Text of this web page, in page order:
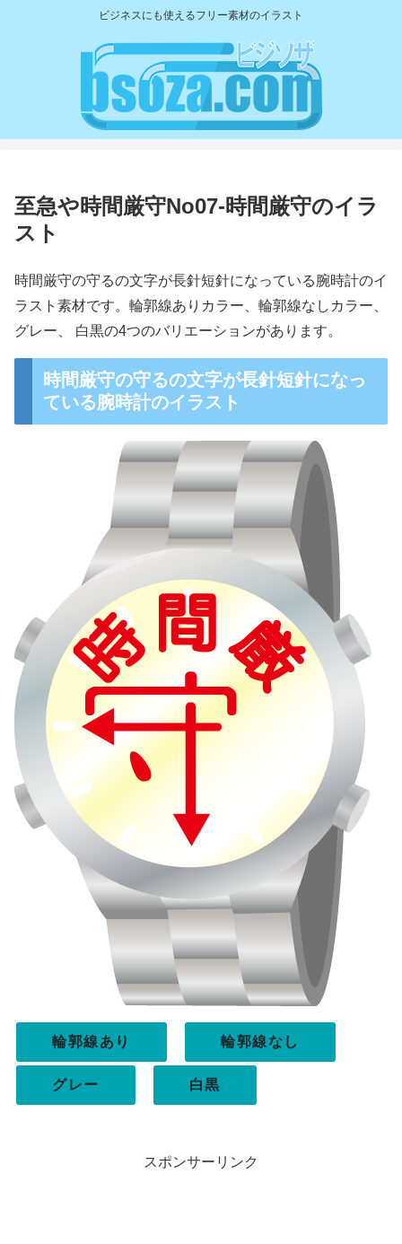
ビジネスにも使えるフリー素材のイラスト
至急や時間厳守No07-時間厳守のイラ
スト
時間厳守の守るの文字が長針短針になっている腕時計のイ
ラスト素材です。輪郭線ありカラー、輪郭線なしカラー、
グレー、 白黒の4つのバリエーションがあります。
時間厳守の守るの文字が長針短針になっ
ている腕時計のイラスト
輪郭線あり 輪郭線なし
グレー 白黒
スポンサーリンク